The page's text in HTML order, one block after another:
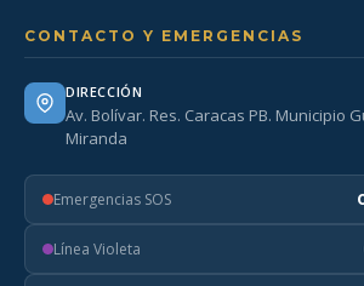
CONTACTO Y EMERGENCIAS
DIRECCIÓN
Av. Bolívar. Res. Caracas PB. Municipio
Miranda
Emergencias SOS
Línea Violeta